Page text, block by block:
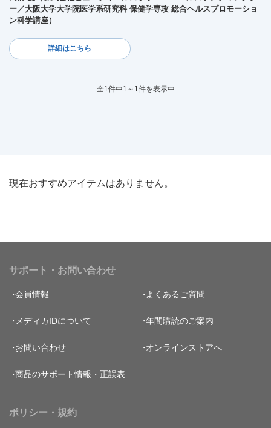
ー／大阪大学大学院医学系研究科 保健学専攻 総合ヘルスプロモーショ
ン科学講座）
詳細はこちら
全1件中1～1件を表示中
現在おすすめアイテムはありません。
サポート・お問い合わせ
会員情報 よくあるご質問
メディカIDについて 年間購読のご案内
お問い合わせ オンラインストアへ
商品のサポート情報・正誤表
ポリシー・規約